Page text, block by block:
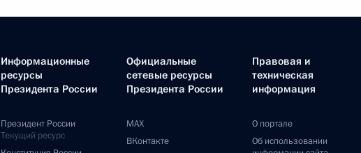
Информационные
ресурсы
Президента России
Президент России
Текущий ресурс
Официальные
сетевые ресурсы
Президента России
MAX
ВКонтакте
Правовая и
техническая
информация
О портале
Об использовании